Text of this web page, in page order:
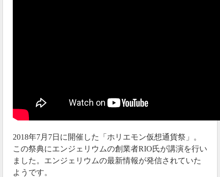
の程度なら問題なさそうですね。
2019年08月23日
9月にカンファレンスを開催
エンジェリウムでは、2019年9月23日にお台場でカンフ
2018年7月7日に開催した「ホリエモン仮想通貨祭」。
この祭典にエンジェリウムの創業者RIO氏が講演を行い
ました。エンジェリウムの最新情報が発信されていた
ようです。